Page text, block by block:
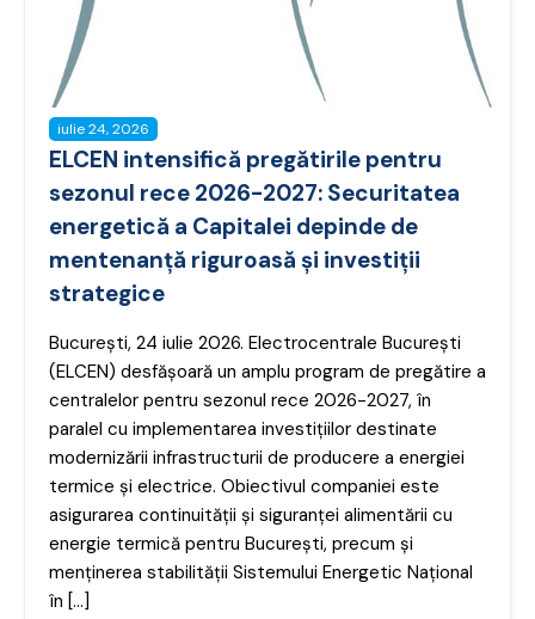
iulie 24, 2026
ELCEN intensifică pregătirile pentru
sezonul rece 2026-2027: Securitatea
energetică a Capitalei depinde de
mentenanță riguroasă și investiții
strategice
București, 24 iulie 2026. Electrocentrale București
(ELCEN) desfășoară un amplu program de pregătire a
centralelor pentru sezonul rece 2026-2027, în
paralel cu implementarea investițiilor destinate
modernizării infrastructurii de producere a energiei
termice și electrice. Obiectivul companiei este
asigurarea continuității și siguranței alimentării cu
energie termică pentru București, precum și
menținerea stabilității Sistemului Energetic Național
în […]